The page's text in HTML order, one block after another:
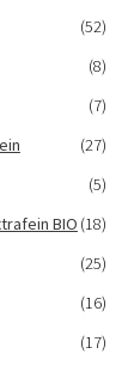
(52)
(8)
(7)
(27)
(5)
BIO (18)
(25)
(16)
(17)